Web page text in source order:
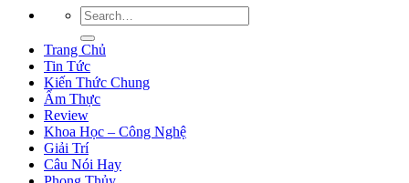
Trang Chủ
Tin Tức
Kiến Thức Chung
Ẩm Thực
Review
Khoa Học – Công Nghệ
Giải Trí
Câu Nói Hay